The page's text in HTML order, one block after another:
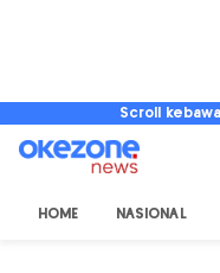
Scroll
HOME NASIONAL